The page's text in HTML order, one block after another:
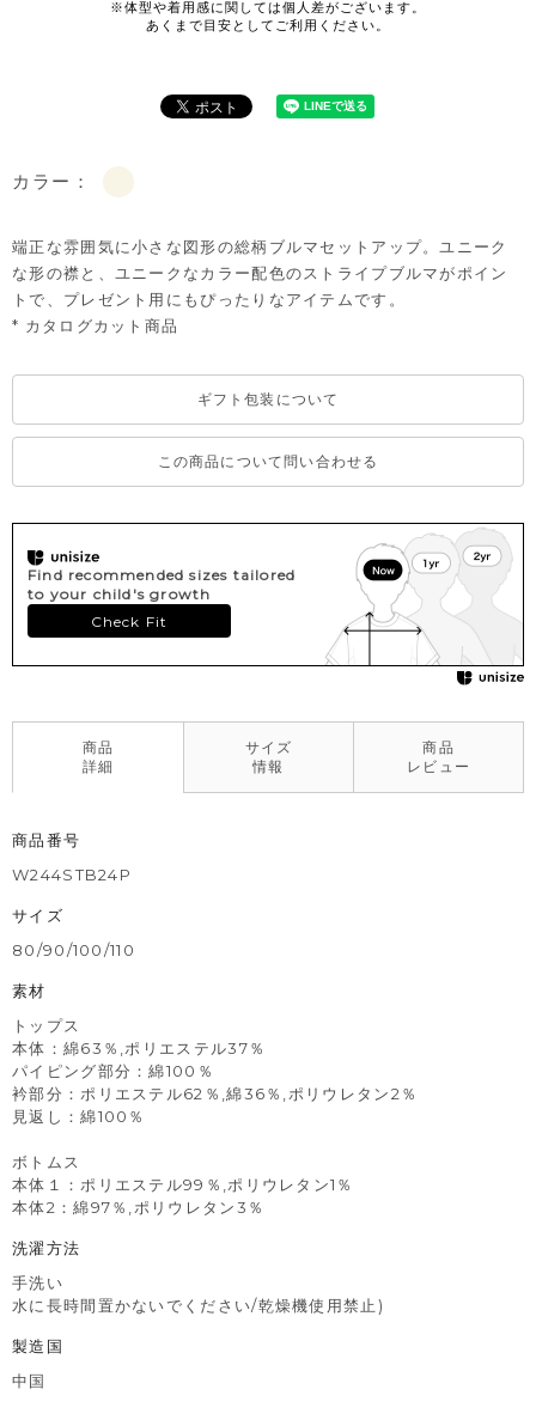
カラー：
端正な雰囲気に小さな図形の総柄ブルマセットアップ。ユニーク
な形の襟と、ユニークなカラー配色のストライプブルマがポイン
トで、プレゼント用にもぴったりなアイテムです。
* カタログカット商品
ギフト包装について
この商品について問い合わせる
Find recommended sizes tailored
to your child's growth
Check Fit
商品
詳細
サイズ
情報
商品
レビュー
商品番号
W244STB24P
サイズ
80/90/100/110
素材
トップス
本体：綿63％,ポリエステル37％
パイピング部分：綿100％
衿部分：ポリエステル62％,綿36％,ポリウレタン2％
見返し：綿100％
ボトムス
本体１：ポリエステル99％,ポリウレタン1％
本体2：綿97％,ポリウレタン3％
洗濯方法
手洗い
水に長時間置かないでください/乾燥機使用禁止)
製造国
中国